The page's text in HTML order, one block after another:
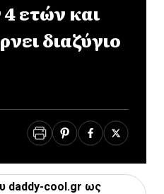
ετών και
διαζύγιο
daddy-cool.gr ως